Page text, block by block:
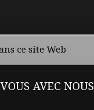
AVEC NOUS